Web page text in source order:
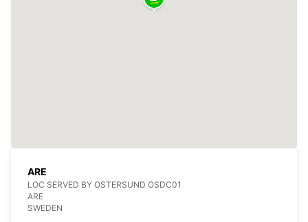
ARE
LOC SERVED BY OSTERSUND OSDC01
ARE
SWEDEN